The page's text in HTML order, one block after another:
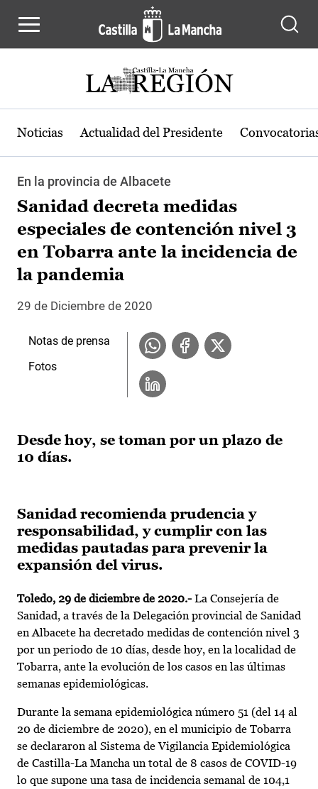
Noticias Actualidad del Presidente
En la provincia de Albacete
Sanidad decreta medidas
especiales de contención nivel 3
en Tobarra ante la incidencia de
la pandemia
29 de Diciembre de 2020
Desde hoy, se toman por un plazo de
10 días.
Sanidad recomienda prudencia y
responsabilidad, y cumplir con las
medidas pautadas para prevenir la
expansión del virus.
Toledo, 29 de diciembre de 2020.- La Consejería de
Sanidad, a través de la Delegación provincial de Sanidad
en Albacete ha decretado medidas de contención nivel 3
por un periodo de 10 días, desde hoy, en la localidad de
Tobarra, ante la evolución de los casos en las últimas
semanas epidemiológicas.
Durante la semana epidemiológica número 51 (del 14 al
20 de diciembre de 2020), en el municipio de Tobarra
se declararon al Sistema de Vigilancia Epidemiológica
de Castilla-La Mancha un total de 8 casos de COVID-19
lo que supone una tasa de incidencia semanal de 104,1
Notas de prensa
Fotos